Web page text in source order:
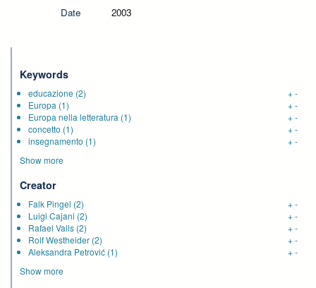
Date
2003
Keywords
educazione (2) +-
Europa (1) +-
Europa nella letteratura (1) +-
concetto (1) +-
insegnamento (1) +-
Show more
Creator
Falk Pingel (2) +-
Luigi Cajani (2) +-
Rafael Valls (2) +-
Rolf Westheider (2) +-
Aleksandra Petrović (1) +-
Show more